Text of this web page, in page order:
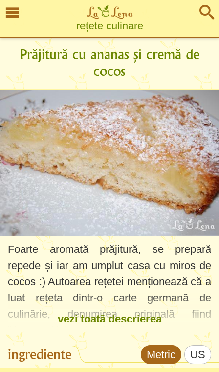
rețete culinare
Prăjitură cu ananas și cremă de
cocos
Foarte aromată prăjitură, se prepară
repede și iar am umplut casa cu miros de
cocos :) Autoarea rețetei menționează că a
luat rețeta dintr-o carte germană de
culinărie, denumirea originală fiind
"Ananas-Kokos-Kuchen".
Cu siguranță o voi mai face, mai ales că a
vezi toată descrierea
ingrediente Metric US